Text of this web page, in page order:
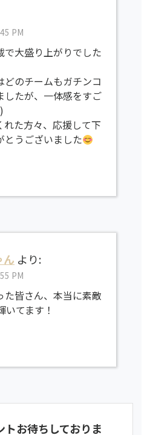
PM
で大盛り上がりでした
どのチームもガチンコ
したが、一体感をすご
れた方々、応援して下
とうございました
ん より:
PM
た皆さん、本当に素敵
いてます！
お待ちしておりま